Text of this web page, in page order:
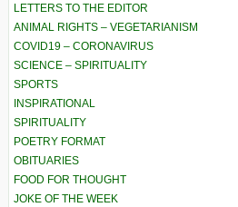
LETTERS TO THE EDITOR
ANIMAL RIGHTS – VEGETARIANISM
COVID19 – CORONAVIRUS
SCIENCE – SPIRITUALITY
SPORTS
INSPIRATIONAL
SPIRITUALITY
POETRY FORMAT
OBITUARIES
FOOD FOR THOUGHT
JOKE OF THE WEEK